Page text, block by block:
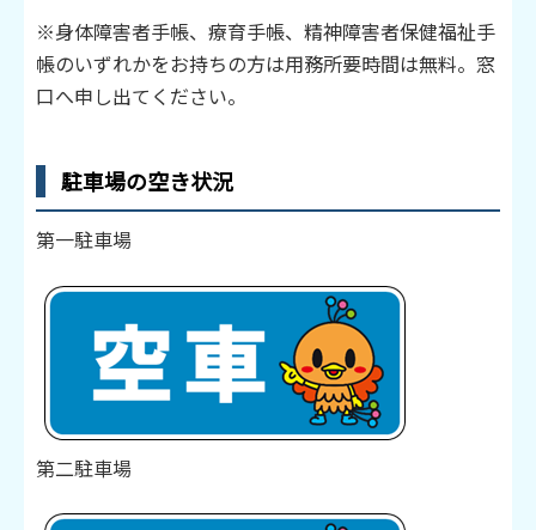
※身体障害者手帳、療育手帳、精神障害者保健福祉手
帳のいずれかをお持ちの方は用務所要時間は無料。窓
口へ申し出てください。
駐車場の空き状況
第一駐車場
第二駐車場